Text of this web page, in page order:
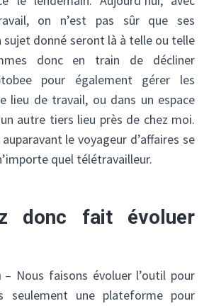
✕
on n’est pas sûr que ses
sujet donné seront là à telle ou telle
donc en train de décliner
pour également gérer les
lieu de travail, ou dans un espace
autre tiers lieu près de chez moi.
le voyageur d’affaires se
quel télétravailleur.
donc fait évoluer
– Nous faisons évoluer l’outil pour
seulement une plateforme pour